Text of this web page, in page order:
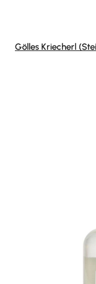
Durchschnittliche
Gölles Kriecherl